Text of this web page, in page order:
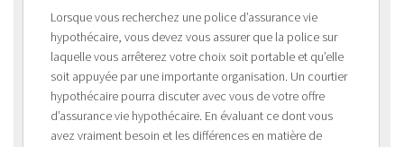
Lorsque vous recherchez une police d’assurance vie
hypothécaire, vous devez vous assurer que la police sur
laquelle vous arrêterez votre choix soit portable et qu’elle
soit appuyée par une importante organisation. Un courtier
hypothécaire pourra discuter avec vous de votre offre
d’assurance vie hypothécaire. En évaluant ce dont vous
avez vraiment besoin et les différences en matière de